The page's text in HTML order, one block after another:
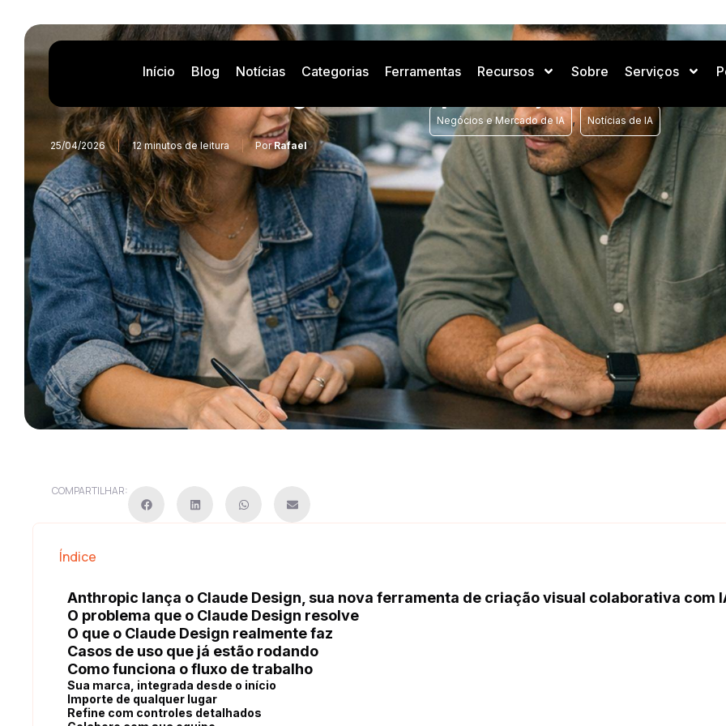
Início Blog Notícias Categorias Ferramentas Recursos Sobre Serviços
Claude Design: Anthropic lança
Negócios e Mercado de IA , Notícias de IA
25/04/2026 12 minutos de leitura PorRafael
COMPARTILHAR:
Índice
Anthropic lança o Claude Design, sua nova ferramenta de criação visual colaborativa com
O problema que o Claude Design resolve
O que o Claude Design realmente faz
Casos de uso que já estão rodando
Como funciona o fluxo de trabalho
Sua marca, integrada desde o início
Importe de qualquer lugar
Refine com controles detalhados